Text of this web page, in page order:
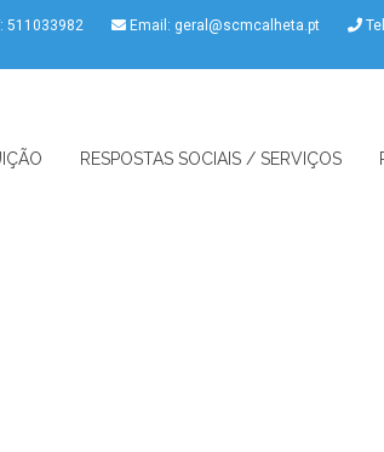
511033982 Email: geral@scmcalheta.pt
RESPOSTAS SOCIAIS / SERVIÇOS